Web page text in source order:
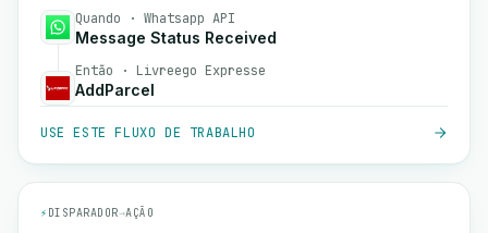
Quando · Whatsapp API
Message Status Received
Então · Livreego Expresse
AddParcel
USE ESTE FLUXO DE TRABALHO
⚡ DISPARADOR→AÇÃO